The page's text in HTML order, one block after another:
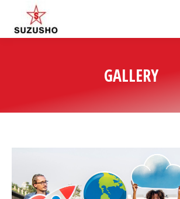
GALLERY